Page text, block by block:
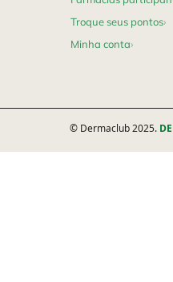
Troque seus pontos
Minha conta
© Dermaclub 2025.